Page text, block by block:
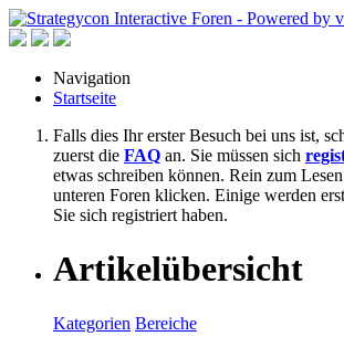
Navigation
Startseite
Falls dies Ihr erster Besuch bei uns ist,
zuerst die FAQ an. Sie müssen sich
etwas schreiben können. Rein zum
unteren Foren klicken. Einige werden
Sie sich registriert haben.
Artikelübersicht
Kategorien Bereiche